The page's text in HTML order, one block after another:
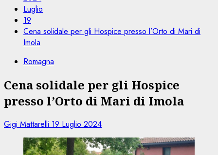
Luglio
19
Cena solidale per gli Hospice presso l’Orto di Mari di
Imola
Romagna
Cena solidale per gli Hospice
presso l’Orto di Mari di Imola
Gigi Mattarelli 19 Luglio 2024